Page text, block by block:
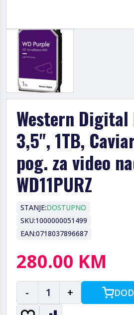
Western
3,5", 1TB,
pog. za video
WD11PURZ
STANJE:DOSTUPNO
SKU:1000000051499
EAN:0718037896687
280.00 KM
- 1 +